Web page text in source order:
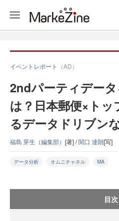
イベントレポート （AD）
2ndパーティデー
は？日本郵便×ト
るデータドリブン
福島 芽生（編集部） [著] /関口 達朗[写]
データ分析 オムニチャネル MA
目次